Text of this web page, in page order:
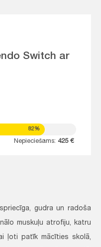
Switch ar
82%
Nepieciešams: 425 €
gudra un radoša
muskuļu atrofiju, katru
ļoti patīk mācīties skolā,